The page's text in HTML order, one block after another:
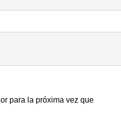
para la próxima vez que